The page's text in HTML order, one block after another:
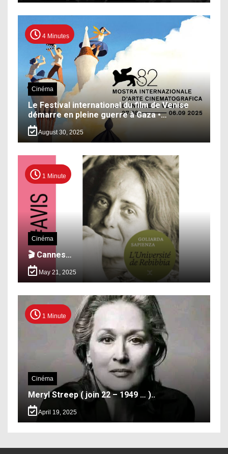
4 Minutes
Cinéma
Le Festival international du film de Venise
démarre en pleine guerre à Gaza •…
August 30, 2025
1 Minute
Cinéma
🎬 Cannes…
May 21, 2025
1 Minute
Cinéma
Meryl Streep ( join 22 – 1949 … )..
April 19, 2025